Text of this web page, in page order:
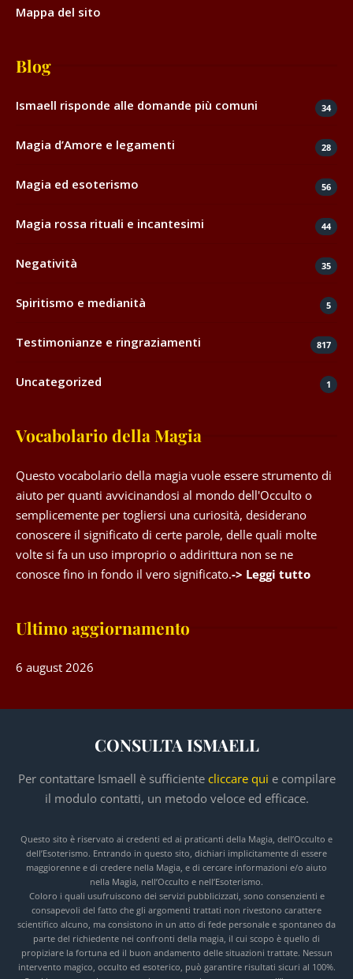
Mappa del sito
Blog
Ismaell risponde alle domande più comuni 34
Magia d’Amore e legamenti 28
Magia ed esoterismo 56
Magia rossa rituali e incantesimi 44
Negatività 35
Spiritismo e medianità 5
Testimonianze e ringraziamenti 817
Uncategorized 1
Vocabolario della Magia
Questo vocabolario della magia vuole essere strumento di
aiuto per quanti avvicinandosi al mondo dell'Occulto o
semplicemente per togliersi una curiosità, desiderano
conoscere il significato di certe parole, delle quali molte
volte si fa un uso improprio o addirittura non se ne
conosce fino in fondo il vero significato.-> Leggi tutto
Ultimo aggiornamento
6 august 2026
CONSULTA ISMAELL
Per contattare Ismaell è sufficiente cliccare qui e compilare
il modulo contatti, un metodo veloce ed efficace.
Questo sito è riservato ai credenti ed ai praticanti della Magia, dell’Occulto e
dell’Esoterismo. Entrando in questo sito, dichiari implicitamente di essere
maggiorenne e di credere nella Magia, e di cercare informazioni e/o aiuto
nella Magia, nell’Occulto e nell’Esoterismo.
Coloro i quali usufruiscono dei servizi pubblicizzati, sono consenzienti e
consapevoli del fatto che gli argomenti trattati non rivestono carattere
scientifico alcuno, ma consistono in un atto di fede personale e spontaneo da
parte del richiedente nei confronti della magia, il cui scopo è quello di
propiziare la fortuna ed il buon andamento delle situazioni trattate. Nessun
intervento magico, occulto ed esoterico, può garantire risultati sicuri al 100%.